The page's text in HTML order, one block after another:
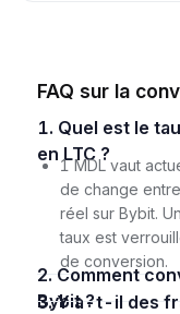
FAQ sur la
1. Quel est le taux de change actuel de MDL
en LTC ?
1 MDL vaut
de change
réel sur Bybit.
taux est
de conversion.
2. Comment convertir des MDL en LTC sur
Bybit ?
3. Y a-t-il des frais pour convertir des MDL